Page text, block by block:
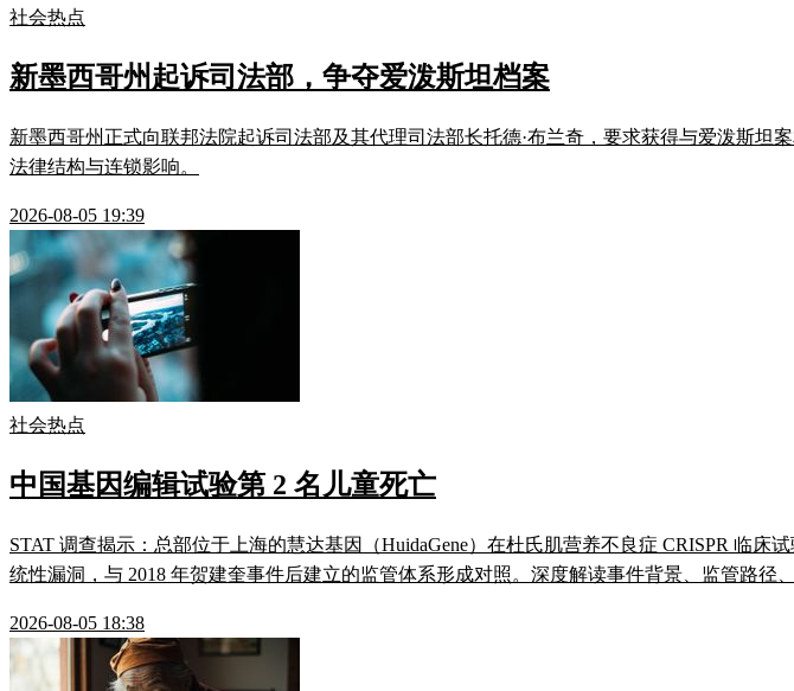
社会热点
新墨西哥州起诉司法部，争夺爱泼斯坦档案
新墨西哥州正式向联邦法院起诉司法部及其代理司法部长托德·布兰奇，要求获得与爱泼斯坦
法律结构与连锁影响。
2026-08-05 19:39
社会热点
中国基因编辑试验第 2 名儿童死亡
STAT 调查揭示：总部位于上海的慧达基因（HuidaGene）在杜氏肌营养不良症 CRISPR 临
统性漏洞，与 2018 年贺建奎事件后建立的监管体系形成对照。深度解读事件背景、监管路径
2026-08-05 18:38